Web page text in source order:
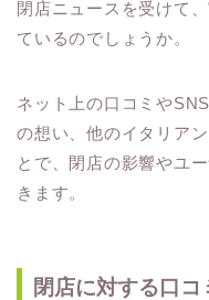
閉店ニュースを受けて
ているのでしょうか。
ネット上の口コミや
の想い、他のイタリア
とで、閉店の影響やユ
きます。
閉店に対する口コ